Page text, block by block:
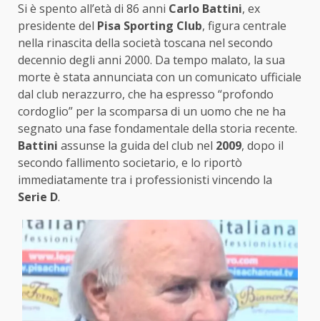
Si è spento all’età di 86 anni Carlo Battini, ex
presidente del Pisa Sporting Club, figura centrale
nella rinascita della società toscana nel secondo
decennio degli anni 2000. Da tempo malato, la sua
morte è stata annunciata con un comunicato ufficiale
dal club nerazzurro, che ha espresso “profondo
cordoglio” per la scomparsa di un uomo che ne ha
segnato una fase fondamentale della storia recente.
Battini assunse la guida del club nel 2009, dopo il
secondo fallimento societario, e lo riportò
immediatamente tra i professionisti vincendo la
Serie D.